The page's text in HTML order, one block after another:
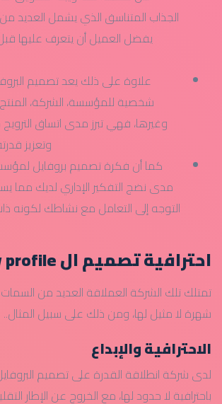
الجذاب المتناسق الذي يشمل العديد
يفضل العميل أن يتعرف عليها
علاوة على ذلك يعد تصميم
شخصية للمؤسسة، الشركة، المنتج،
وغيرها، فهي تبرز مدى اتساق
وتعزيز
كما أن فكرة تصميم بروفايل
مدى نضج التفكير الإداري لديك مما
التوجه إلى التعامل مع نشاطك لكونه
احترافية تصميم ال company profile
تمتلك تلك الشركة العملاقة العديد من
شهرة لا مثيل لها، ومن ذلك على سبيل المثال..
الاحترافية والإبداع
لدى شركة انطلاقة القدرة على تصميم
باحترافية لا حدود لها، مع الخروج عن الإطار